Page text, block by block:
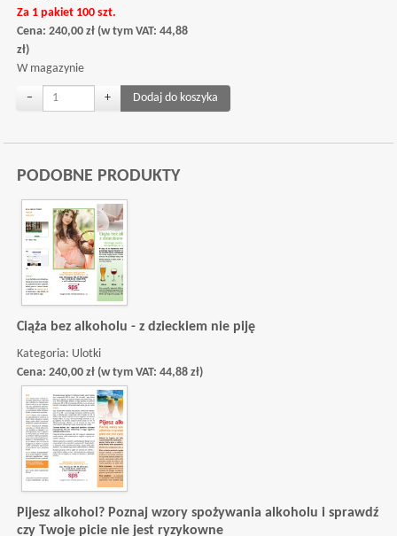
Za 1 pakiet 100 szt.
Cena:240,00 zł (w tym VAT:44,88
zł)
W magazynie
− +
PODOBNE PRODUKTY
Ciąża bez alkoholu - z dzieckiem nie piję
Kategoria: Ulotki
Cena:240,00 zł (w tym VAT:44,88 zł)
Pijesz alkohol? Poznaj wzory spożywania alkoholu i sprawdź
czy Twoje picie nie jest ryzykowne